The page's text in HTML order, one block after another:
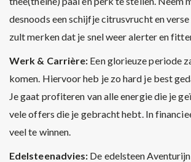
desnoods een schijfje citrusvrucht en
zult merken dat je snel weer alerter en
Werk & Carrière: Een glorieuze periode
komen. Hiervoor heb je zo hard je best
Je gaat profiteren van alle energie die je
vele offers die je gebracht hebt. In
veel te winnen.
Edelsteenadvies: De edelsteen